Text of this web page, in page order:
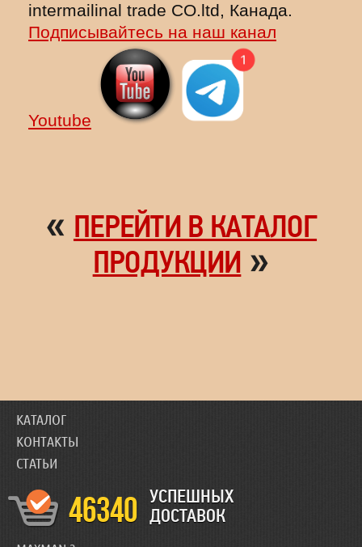
intermailinal trade CO.ltd, Канада.
Подписывайтесь на наш канал
Youtube
« ПЕРЕЙТИ В КАТАЛОГ
ПРОДУКЦИИ »
КАТАЛОГ
КОНТАКТЫ
СТАТЬИ
46340
УСПЕШНЫХ
ДОСТАВОК